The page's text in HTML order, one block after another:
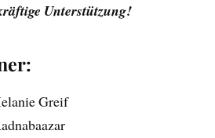
Unterstützung!
Greif